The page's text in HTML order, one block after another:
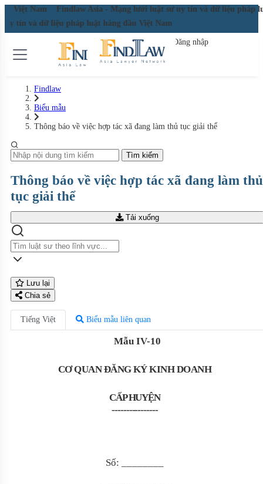
Việt Nam
Findlaw Asia - Mạng lưới luật sư uy tín và dữ liệu pháp
tín và dữ liệu pháp luật hàng đầu Việt Nam
Đăng nhập
Findlaw
Biểu mẫu
Thông báo về việc hợp tác xã đang làm thủ tục giải thể
Tìm kiếm
Thông báo về việc hợp tác xã đang làm thủ
tục giải thể
Tải xuống
Lưu lại
Chia sẻ
Tiếng Việt Biểu mẫu liên quan
Mẫu IV-10
CƠ QUAN ĐĂNG KÝ KINH DOANH
CẤP HUYỆN
----------------
Số: ________